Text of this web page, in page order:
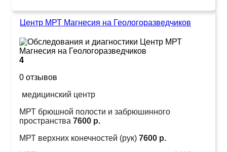
Центр МРТ Магнесия на Геологоразведчиков
4
0 отзывов
медицинский центр
МРТ брюшной полости и забрюшинного
пространства 7600 р.
МРТ верхних конечностей (рук) 7600 р.